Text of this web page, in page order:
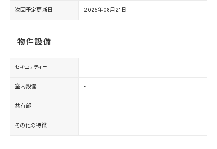
次回予定更新日 2026年08月21日
物件設備
セキュリティー -
室内設備 -
共有部 -
その他の特徴